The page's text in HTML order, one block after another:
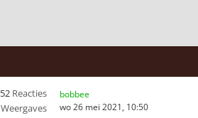
Reacties
Weergaves
bobbee
wo 26 mei 2021, 10:50